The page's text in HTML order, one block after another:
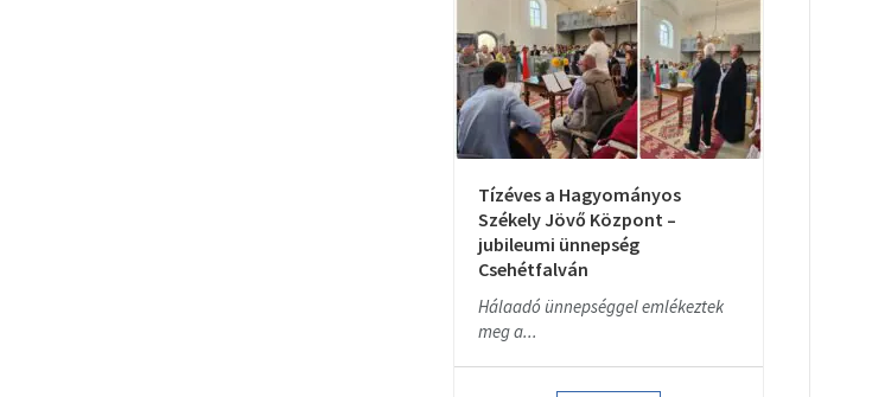
Tízéves a Hagyományos
Székely Jövő Központ –
jubileumi ünnepség
Csehétfalván
Hálaadó ünnepséggel emlékeztek
meg a...